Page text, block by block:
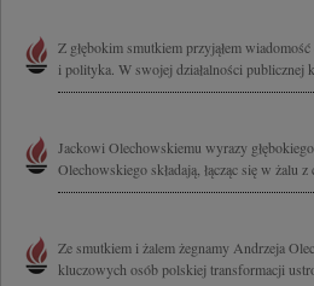
Z głębokim smutkiem przyjąłem
i polityka. W swojej działalności publicznej
Jackowi Olechowskiemu wyrazy
Olechowskiego składają, łącząc się w żalu
Ze smutkiem i żalem żegnamy Andrzeja
kluczowych osób polskiej transformacji